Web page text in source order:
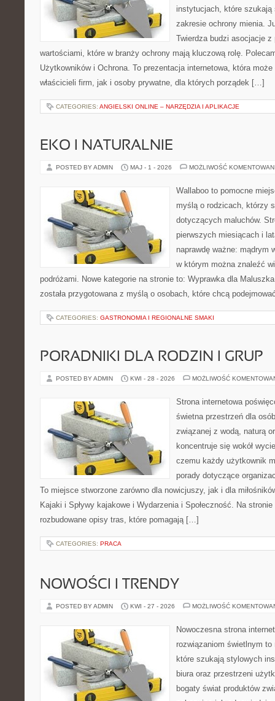
instytucjach, które szukają
zakresie ochrony mienia.
Twierdza budzi asocjacje
wartościami, które w branży ochrony mają kluczową rolę.
Użytkowników i Ochrona. To prezentacja internetowa, która
właścicieli firm, jak i osoby prywatne, dla których porządek […]
CATEGORIES: ANGIELSKI ONLINE – NARZĘDZIA I APLIKACJE
EKO I NATURALNIE
POSTED BY ADMIN MAJ - 1 - 2026 MOŻLIWOŚĆ
Wallaboo to pomocne
myślą o rodzicach, którzy
dotyczących maluchów.
pierwszych miesiącach i
naprawdę ważne: mądrym
w którym można znaleźć
podróżami. Nowe kategorie na stronie to: Wyprawka dla
została przygotowana z myślą o osobach, które chcą
CATEGORIES: GASTRONOMIA I REGIONALNE SMAKI
PORADNIKI DLA RODZIN I GRUP
POSTED BY ADMIN KWI - 28 - 2026 MOŻLIWOŚĆ
Strona internetowa
świetna przestrzeń dla
związanej z wodą, naturą
koncentruje się wokół
czemu każdy użytkownik
porady dotyczące
To miejsce stworzone zarówno dla nowicjuszy, jak i dla
Kajaki i Spływy kajakowe i Wydarzenia i Społeczność. Na
rozbudowane opisy tras, które pomagają […]
CATEGORIES: PRACA
NOWOŚCI I TRENDY
POSTED BY ADMIN KWI - 27 - 2026 MOŻLIWOŚĆ
Nowoczesna strona
rozwiązaniom świetlnym
które szukają stylowych
biura oraz przestrzeni
bogaty świat produktów